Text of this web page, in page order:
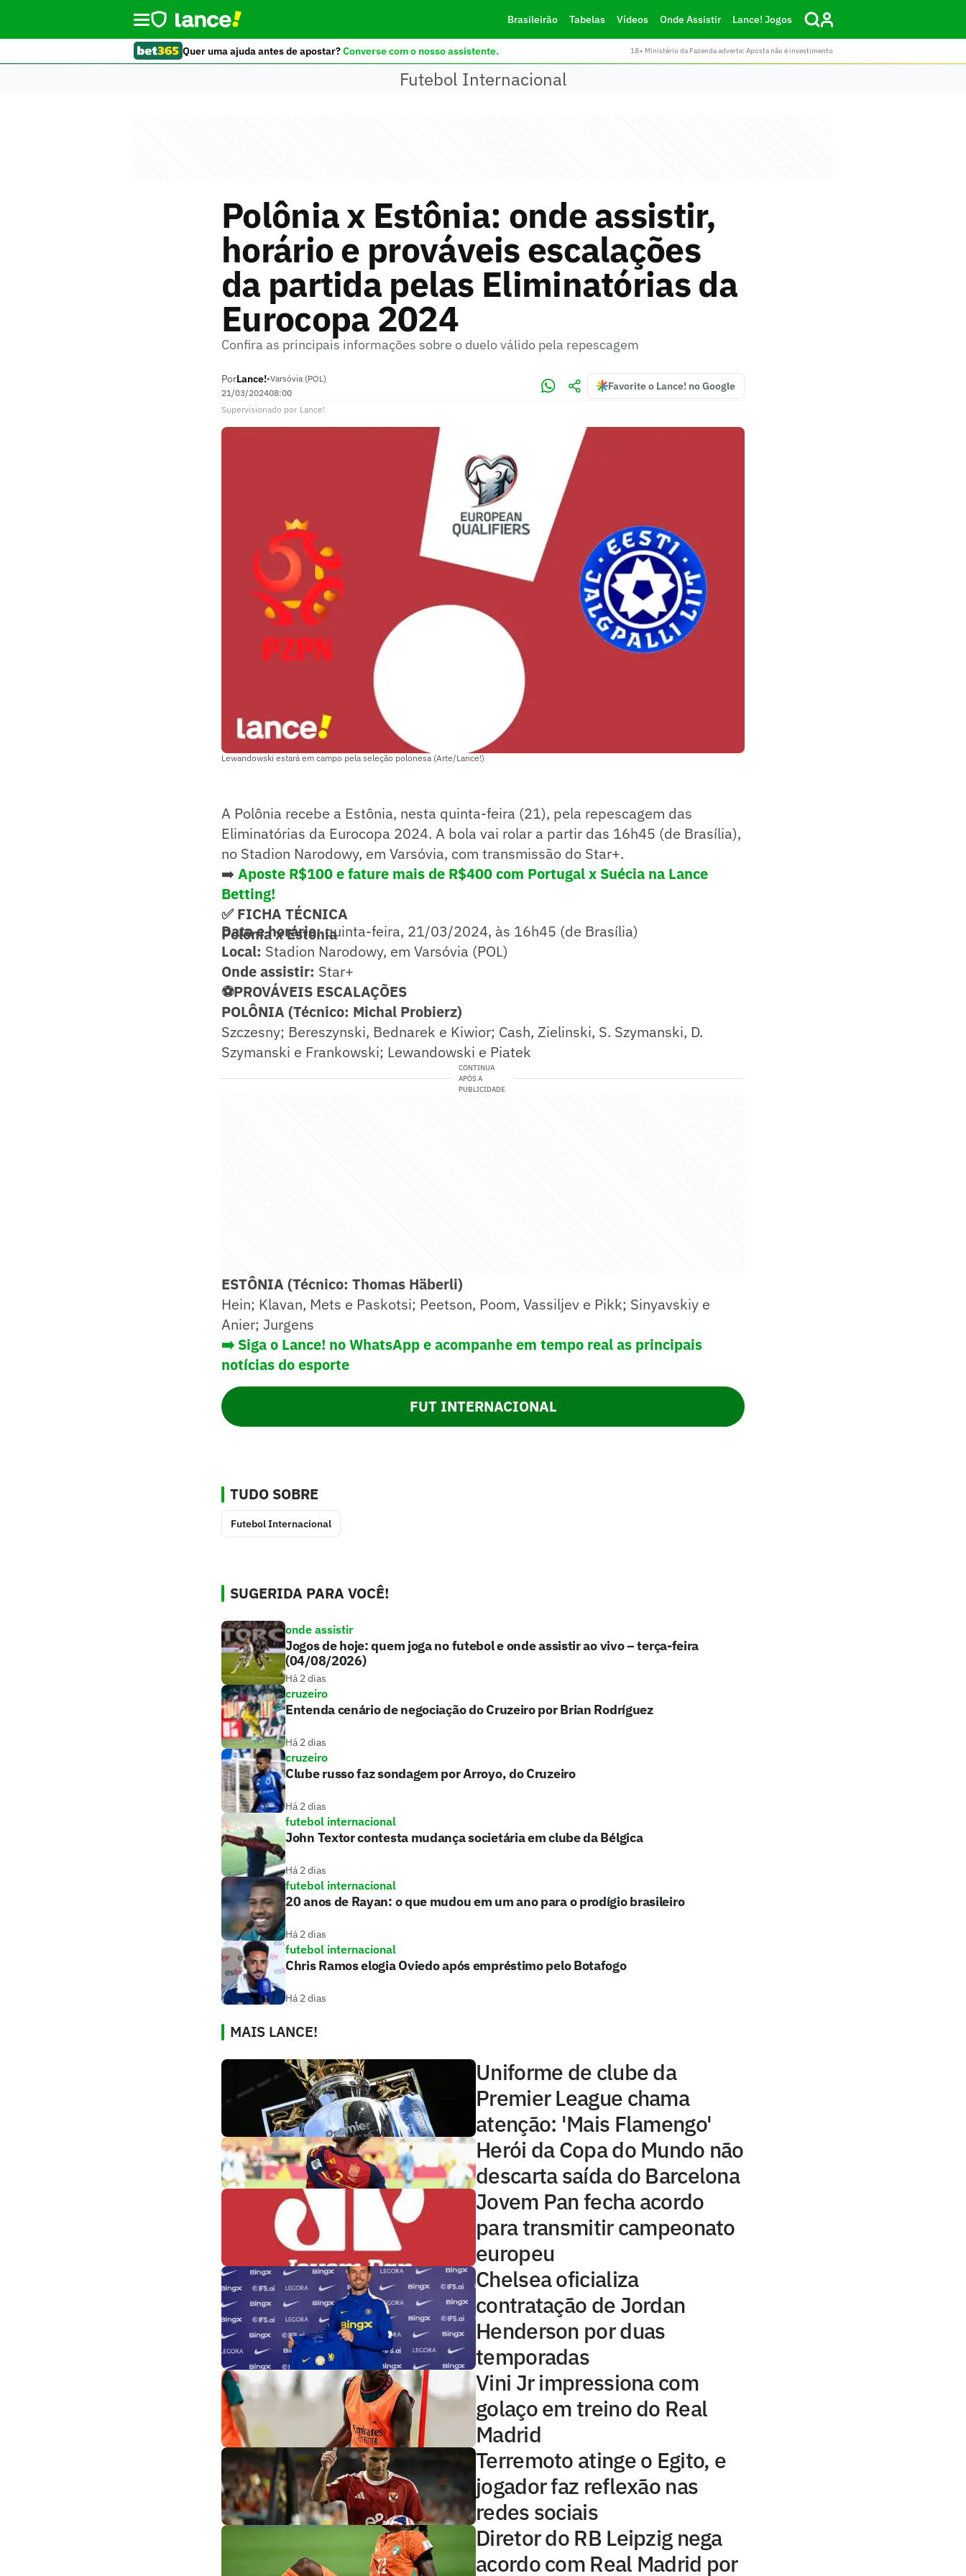
Brasileirão Tabelas Vídeos Onde Assistir Lance! Jogos
Quer uma ajuda antes de apostar?Converse com o nosso assistente. 18+ Ministério da Fazenda adverte: Aposta não é investimento
Futebol Internacional
Polônia x Estônia: onde assistir,
horário e prováveis escalações
da partida pelas Eliminatórias da
Eurocopa 2024
Confira as principais informações sobre o duelo válido pela repescagem
PorLance!•Varsóvia (POL)
21/03/202408:00
Favorite o Lance! no Google
Supervisionado por Lance!
Lewandowski estará em campo pela seleção polonesa (Arte/Lance!)
A Polônia recebe a Estônia, nesta quinta-feira (21), pela repescagem das
Eliminatórias da Eurocopa 2024. A bola vai rolar a partir das 16h45 (de Brasília),
no Stadion Narodowy, em Varsóvia, com transmissão do Star+.
➡️ Aposte R$100 e fature mais de R$400 com Portugal x Suécia na Lance
Betting!
✅ FICHA TÉCNICA
Polônia x Estônia
Data e horário:quinta-feira, 21/03/2024, às 16h45 (de Brasília)
Local: Stadion Narodowy, em Varsóvia (POL)
Onde assistir: Star+
⚽PROVÁVEIS ESCALAÇÕES
POLÔNIA (Técnico: Michal Probierz)
Szczesny; Bereszynski, Bednarek e Kiwior; Cash, Zielinski, S. Szymanski, D.
Szymanski e Frankowski; Lewandowski e Piatek
CONTINUA
APÓS A
PUBLICIDADE
ESTÔNIA (Técnico: Thomas Häberli)
Hein; Klavan, Mets e Paskotsi; Peetson, Poom, Vassiljev e Pikk; Sinyavskiy e
Anier; Jurgens
➡️ Siga o Lance! no WhatsApp e acompanhe em tempo real as principais
notícias do esporte
FUT INTERNACIONAL
TUDO SOBRE
Futebol Internacional
SUGERIDA PARA VOCÊ!
onde assistir
Jogos de hoje: quem joga no futebol e onde assistir ao vivo – terça-feira
(04/08/2026)
Há 2 dias
cruzeiro
Entenda cenário de negociação do Cruzeiro por Brian Rodríguez
Há 2 dias
cruzeiro
Clube russo faz sondagem por Arroyo, do Cruzeiro
Há 2 dias
futebol internacional
John Textor contesta mudança societária em clube da Bélgica
Há 2 dias
futebol internacional
20 anos de Rayan: o que mudou em um ano para o prodígio brasileiro
Há 2 dias
futebol internacional
Chris Ramos elogia Oviedo após empréstimo pelo Botafogo
Há 2 dias
MAIS LANCE!
Uniforme de clube da
Premier League chama
atenção: 'Mais Flamengo'
Herói da Copa do Mundo não
descarta saída do Barcelona
Jovem Pan fecha acordo
para transmitir campeonato
europeu
Chelsea oficializa
contratação de Jordan
Henderson por duas
temporadas
Vini Jr impressiona com
golaço em treino do Real
Madrid
Terremoto atinge o Egito, e
jogador faz reflexão nas
redes sociais
Diretor do RB Leipzig nega
acordo com Real Madrid por